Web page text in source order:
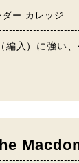
ダー カレッジ
入）に強い、